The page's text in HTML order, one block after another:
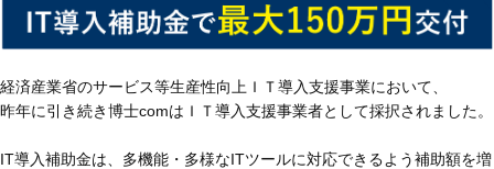
経済産業省のサービス等生産性向上ＩＴ導入支援事業において、
昨年に引き続き博士comはＩＴ導入支援事業者として採択されました。
IT導入補助金は、多機能・多様なITツールに対応できるよう補助額を増